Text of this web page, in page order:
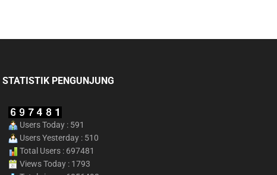
STATISTIK PENGUNJUNG
Users Today : 591
Users Yesterday : 510
Total Users : 697481
Views Today : 1793